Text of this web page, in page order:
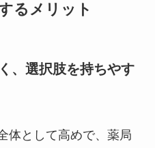
るメリット
、選択肢を持ちやす
体として高めで、薬局